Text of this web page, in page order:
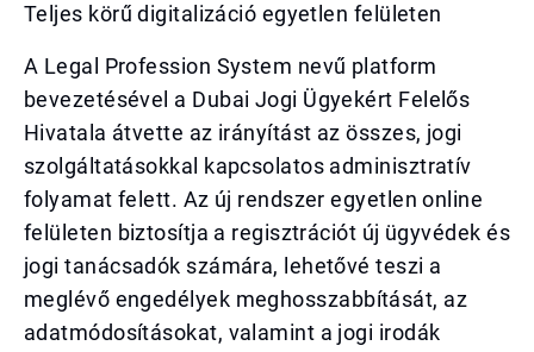
Teljes körű digitalizáció egyetlen felületen
A Legal Profession System nevű platform
bevezetésével a Dubai Jogi Ügyekért Felelős
Hivatala átvette az irányítást az összes, jogi
szolgáltatásokkal kapcsolatos adminisztratív
folyamat felett. Az új rendszer egyetlen online
felületen biztosítja a regisztrációt új ügyvédek és
jogi tanácsadók számára, lehetővé teszi a
meglévő engedélyek meghosszabbítását, az
adatmódosításokat, valamint a jogi irodák